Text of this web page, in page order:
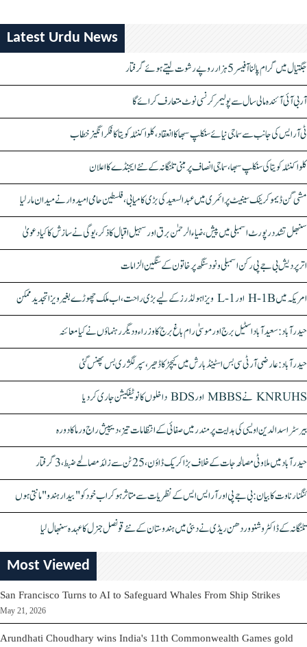
Latest Urdu News
جگتیال میں گرام پالنا آفیسر 5 ہزار روپے رشوت لیتے ہوئے گرفتار
آر بی آئی آئندہ مالی سال سے پولیمر کرنسی نوٹ متعارف کرائے گا
ٹی آر ایس کی جانب سے سماجی نیائے سنکلپ سبھا کا انعقاد، کلواکنٹلہ کویتا کا فکر انگیز خطاب
کلواکنٹلہ کویتا کی سنکلپ سبھا، سماجی انصاف پر مبنی تلنگانہ کے نئے ایجنڈے کا اعلان
مشی گن ڈیموکریٹک سینیٹ پرائمری میں عبدالسعید کی بڑی کامیابی، فلسطین حامی امیدوار نے میدان مار لیا
سنبھل تشدد رپورٹ اسمبلی میں پیش، ضیاء الرحمٰن برق اور سہیل اقبال کا ذکر، یوگی نے سازش کا کیا دعویٰ
اتر پردیش بی جے پی رکن اسمبلی ونود سنگھ پر خاتون کے سنگین الزامات
امریکہ میں H-1B اور L-1 ویزا ہولڈرز کے لیے بڑی راحت، اب ملک چھوڑے بغیر ویزا تجدید ممکن
حیدرآباد: سعیدآباد اسٹیل برج اور موسیٰ رام باغ برج کا وزراء و دیگر رہنماؤں نے کیا معائنہ
حیدرآباد: عارضی آر ٹی سی بس اسٹینڈ بارش میں کیچڑ کا ڈھیر، سپر لگژری بس پھنس گئی
KNRUHS نے MBBS اور BDS داخلوں کا نوٹیفکیشن جاری کر دیا
بیرسٹر اسدالدین اویسی کی ہدایت پر مندر میں صفائی کے انتظامات تیز، دیپیش راج ورما کا دورہ
حیدرآباد میں ملاوٹی مصالحہ جات کے خلاف بڑا کریک ڈاؤن، 25 ٹن سے زائد مصالحے ضبط، 3 گرفتار
کنگنا رناوت کا بیان: بی جے پی اور آر ایس ایس کے نظریات سے متاثر ہو کر اب خود کو "بیدار ہندو" مانتی ہوں
تلنگانہ کے ڈاکٹر وشنو وردھن ریڈی نے دبئی میں ہندوستان کے نئے قونصل جنرل کا عہدہ سنبھال لیا
Most Viewed
San Francisco Turns to AI to Safeguard Whales From Ship Strikes
May 21, 2026
Arundhati Choudhary wins India's 11th Commonwealth Games gold